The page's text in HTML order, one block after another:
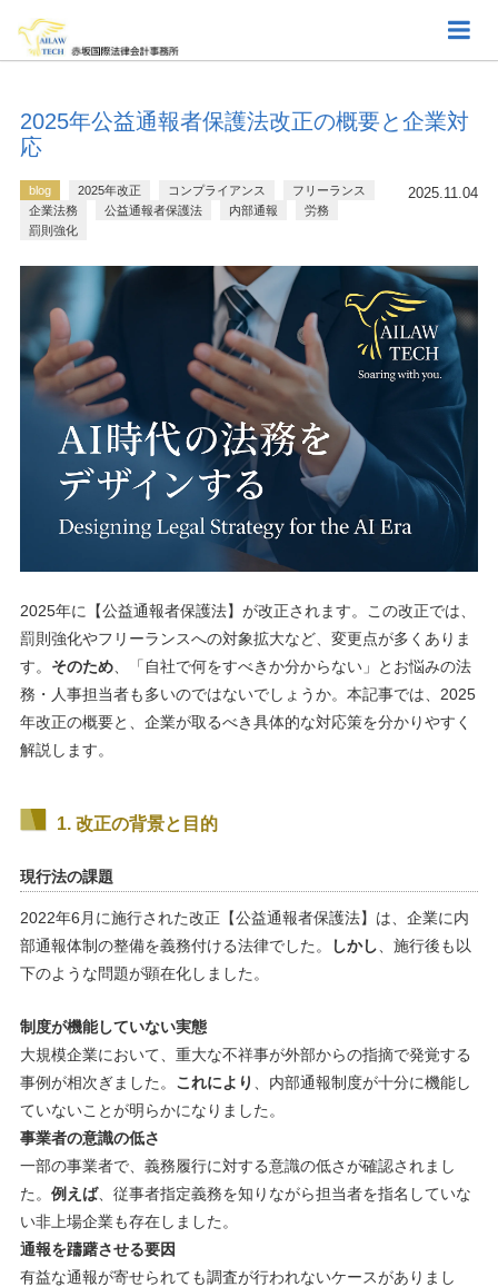
2025年公益通報者保護法改正の概要と企業対
応
2025.11.04
blog 2025年改正 コンプライアンス
フリーランス
企業法務
公益通報者保護法 内部通報
労務
罰則強化
2025年に【公益通報者保護法】が改正されます。この改正では、
罰則強化やフリーランスへの対象拡大など、変更点が多くありま
す。 そのため、「自社で何をすべきか分からない」とお悩みの法
務・人事担当者も多いのではないでしょうか。本記事では、2025
年改正の概要と、企業が取るべき具体的な対応策を分かりやすく
解説します。
1. 改正の背景と目的
現行法の課題
2022年6月に施行された改正【公益通報者保護法】は、企業に内
部通報体制の整備を義務付ける法律でした。
しかし 、施行後も以
下のような問題が顕在化しました。
制度が機能していない実態
大規模企業において、重大な不祥事が外部からの指摘で発覚する
事例が相次ぎました。 これにより
、内部通報制度が十分に機能し
ていないことが明らかになりました。
事業者の意識の低さ
一部の事業者で、義務履行に対する意識の低さが確認されまし
た。 例えば、従事者指定義務を知りながら担当者を指名していな
い非上場企業も存在しました。
通報を躊躇させる要因
有益な通報が寄せられても調査が行われないケースがありまし